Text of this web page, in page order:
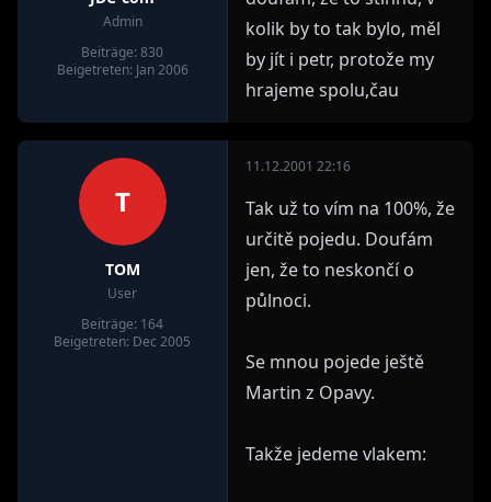
Admin
Beiträge: 830
Beigetreten: Jan 2006
kolik by to tak bylo, měl
by jít i petr, protože my
hrajeme spolu,čau
T
TOM
User
Beiträge: 164
Beigetreten: Dec 2005
11.12.2001 22:16
Tak už to vím na 100%, že
určitě pojedu. Doufám
jen, že to neskončí o
půlnoci.
Se mnou pojede ještě
Martin z Opavy.
Takže jedeme vlakem: